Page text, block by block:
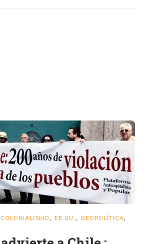
COLONIALISMO EE.UU. GEOPOLÍTICA